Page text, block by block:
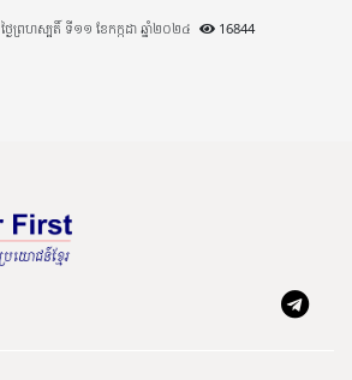
ថ្ងៃព្រហស្បតិ៍ ទី១១ ខែកក្កដា ឆ្នាំ២០២៤ 16844